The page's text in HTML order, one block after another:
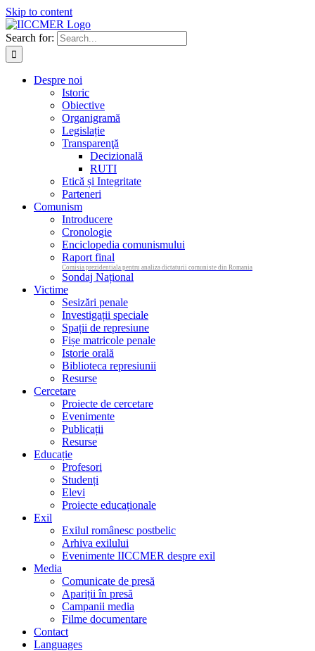
Skip to content
Search for:
Despre noi
Istoric
Obiective
Organigramă
Legislație
Transparenţă
Decizională
RUTI
Etică și Integritate
Parteneri
Comunism
Introducere
Cronologie
Enciclopedia comunismului
Raport final
Comisia prezidentiala pentru analiza dictaturii comuniste din Romania
Sondaj Național
Victime
Sesizări penale
Investigații speciale
Spații de represiune
Fișe matricole penale
Istorie orală
Biblioteca represiunii
Resurse
Cercetare
Proiecte de cercetare
Evenimente
Publicații
Resurse
Educație
Profesori
Studenți
Elevi
Proiecte educaționale
Exil
Exilul românesc postbelic
Arhiva exilului
Evenimente IICCMER despre exil
Media
Comunicate de presă
Apariții în presă
Campanii media
Filme documentare
Contact
Languages